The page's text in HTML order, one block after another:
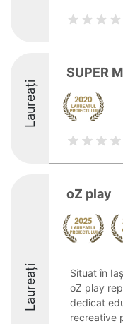
Laureați
SUPER
Laureați
oZ play
Situat în
oZ play
dedicat
recreative